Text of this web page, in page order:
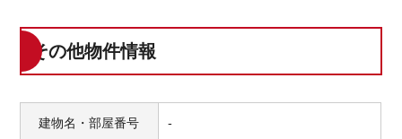
その他物件情報
建物名・部屋番号 -